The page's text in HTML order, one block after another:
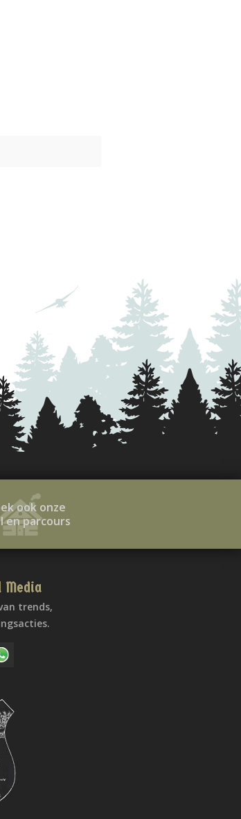
ook onze
en parcours
Media
trends,